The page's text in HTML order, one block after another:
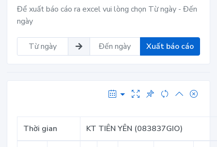
Để xuất báo cáo ra excel vui lòng chọn Từ ngày - Đến
ngày
Xuất báo cáo
Thời gian KT TIÊN YÊN (083837GIO)